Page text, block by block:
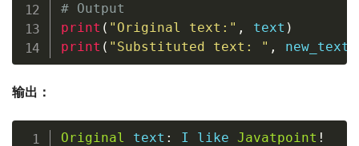
# Output
print ( "Original text:" , text )
print ( "Substituted text: " , new_text
输出：
Original text : I like Javatpoint !